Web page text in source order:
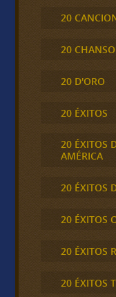
20
20
20 D'ORO
20 ÉXITOS
20 ÉXITOS
AMÉRICA
20 ÉXITOS
20 ÉXITOS
20 ÉXITOS
20 ÉXITOS